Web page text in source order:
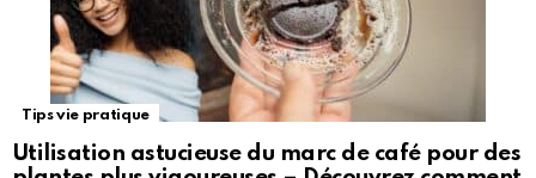
Tips vie pratique
Utilisation astucieuse du marc de café pour des